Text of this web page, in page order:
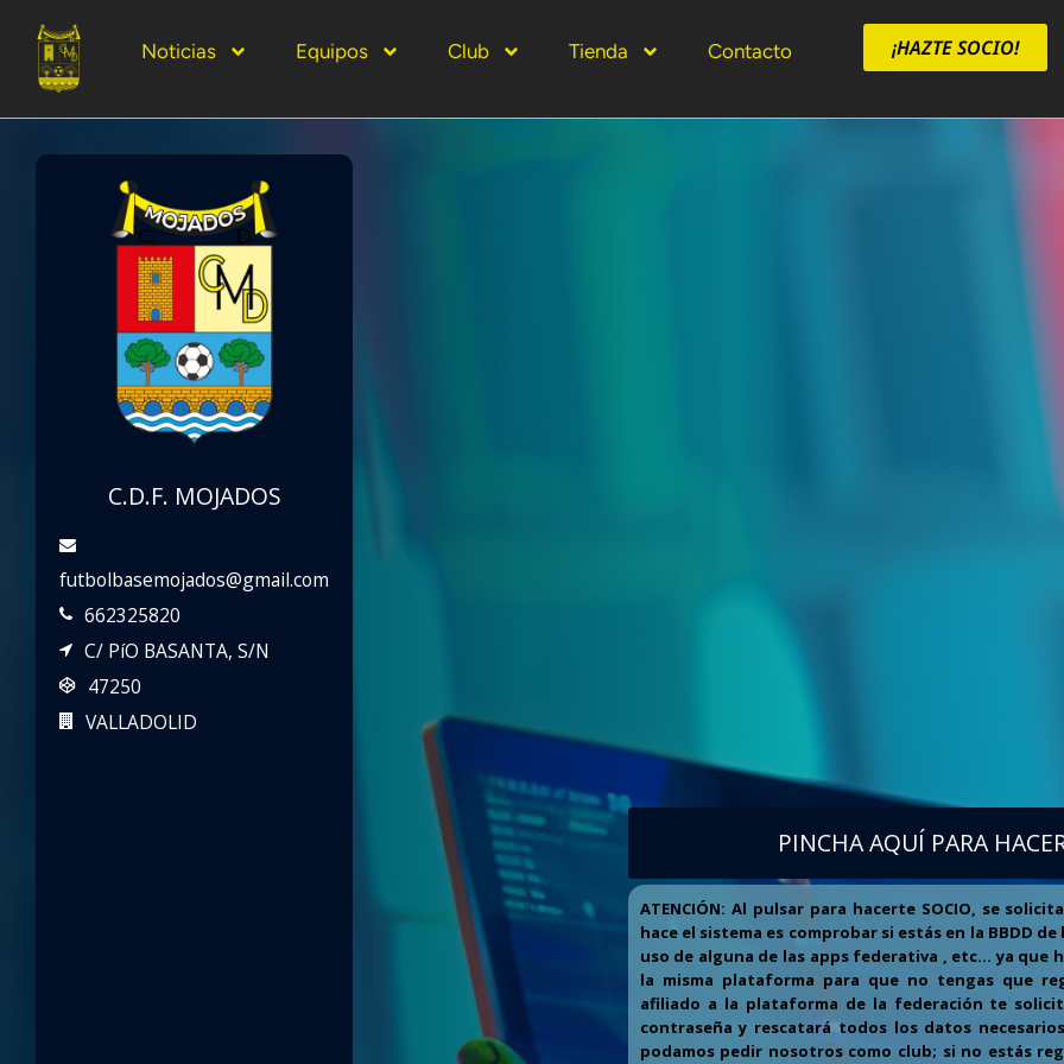
Noticias Equipos Club Tienda Contacto ¡HAZTE SOCIO!